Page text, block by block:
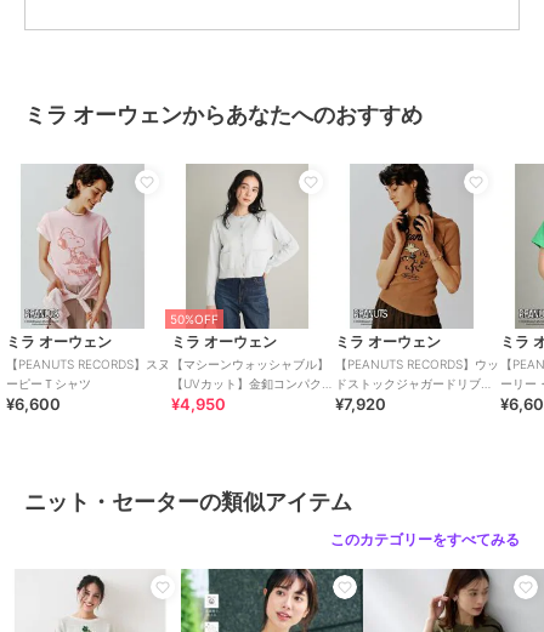
ブランド ミラ オーウェン
ショップ ミラ オーウェン
商品カテゴリ トップス ニット・セーター
性別タイプ
レディース
トップス ／ ニット・セーター
カラー ＩＶＲ、ＧＲＮ、ＰＮＫ
サイズ ０,１
商品のお取り扱い方法
ミラ オーウェンからあなたへのおすすめ
ミラ オーウェン
【PEANUTS RECORDS】スヌ
ーピーＴシャツ
¥6,600
50%OFF
ミラ オーウェン
【マシーンウォッシャブル】
【UVカット】金釦コンパクト
カーディガン
¥4,950
ミラ オーウェン
【PEANUTS RECORDS】ウッ
ドストックジャガードリブニ
ット
¥7,920
ミラ
【
ーリー
ニット・セーターの類似アイテム
このカテゴリーをすべてみる